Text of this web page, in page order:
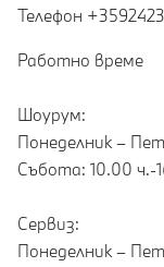
Teлефон
Работно време
Шоурум:
Понеделник –
Събота: 10.00 ч.-
Сервиз:
Понеделник –